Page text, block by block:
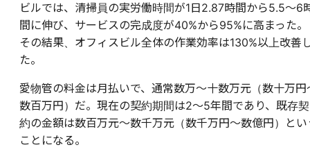
ビルでは、清掃員の実労働時間が1日2.87時間から5.5〜6
間に伸び、サービスの完成度が40%から95%に高まった。
その結果、オフィスビル全体の作業効率は130%以上改善
た。
愛物管の料金は月払いで、通常数万〜十数万元（数十万円
数百万円）だ。現在の契約期間は2〜5年間であり、既存契
約の金額は数百万元〜数千万元（数千万円〜数億円）とい
ことになる。